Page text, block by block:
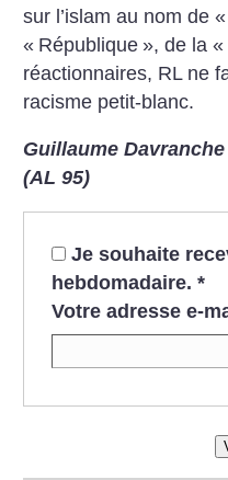
sur l’islam au nom de «
« République », de la «
réactionnaires, RL ne
racisme petit-blanc.
Guillaume
(AL 95)
Je souhaite
hebdomadaire. *
Votre adresse e-